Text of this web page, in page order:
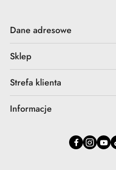
Dane adresowe
Sklep
Strefa klienta
Informacje